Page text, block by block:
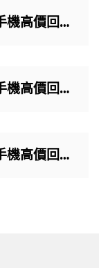
【高雄收購手機 & iPhone】二手機高價回收，實體門市專業檢測現場快速換現金！ – 艾爾巴通訊
【岡山收購手機 & iPhone】二手機高價回收，實體門市現場快速換現金！ – 艾爾巴通訊
【台南收購手機 & iPhone】二手機高價回收，實體門市專業檢測現場快速換現金！ – 艾爾巴通訊